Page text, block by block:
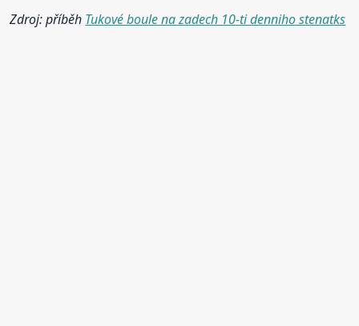
Zdroj: příběh Tukové boule na zadech 10-ti denniho stenatks